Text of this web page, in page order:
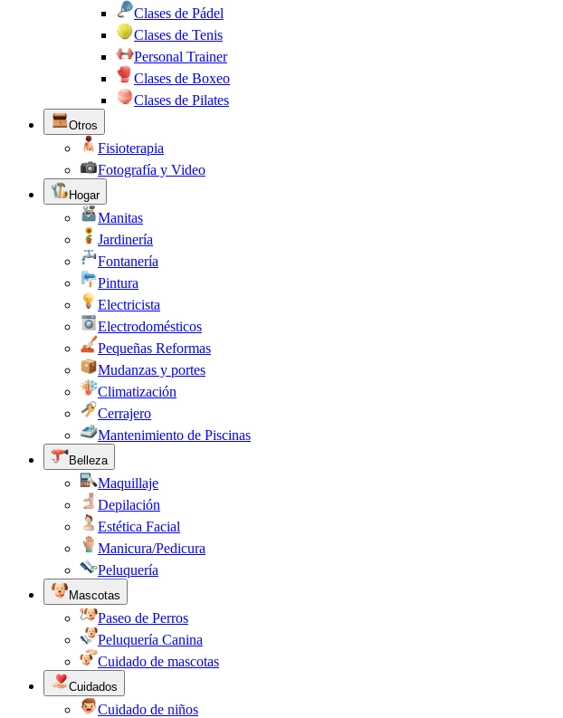
Clases de Pádel
Clases de Tenis
Personal Trainer
Clases de Boxeo
Clases de Pilates
Otros
Fisioterapia
Fotografía y Video
Hogar
Manitas
Jardinería
Fontanería
Pintura
Electricista
Electrodomésticos
Pequeñas Reformas
Mudanzas y portes
Climatización
Cerrajero
Mantenimiento de Piscinas
Belleza
Maquillaje
Depilación
Estética Facial
Manicura/Pedicura
Peluquería
Mascotas
Paseo de Perros
Peluquería Canina
Cuidado de mascotas
Cuidados
Cuidado de niños